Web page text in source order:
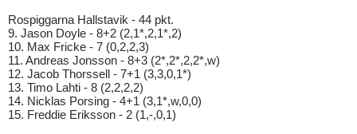
Rospiggarna Hallstavik - 44 pkt.
9. Jason Doyle - 8+2 (2,1*,2,1*,2)
10. Max Fricke - 7 (0,2,2,3)
11. Andreas Jonsson - 8+3 (2*,2*,2,2*,w)
12. Jacob Thorssell - 7+1 (3,3,0,1*)
13. Timo Lahti - 8 (2,2,2,2)
14. Nicklas Porsing - 4+1 (3,1*,w,0,0)
15. Freddie Eriksson - 2 (1,-,0,1)